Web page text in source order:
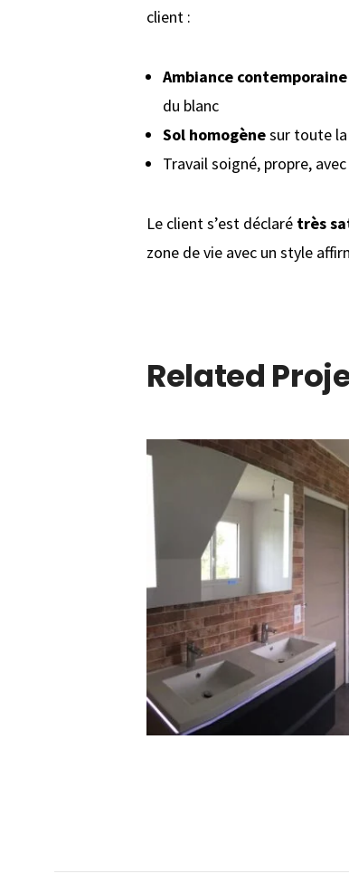
client :
Ambiance
du blanc
Sol homogènesur toute
Travail soigné, propre,
Le client s’est déclaré très
zone de vie avec un style
Related